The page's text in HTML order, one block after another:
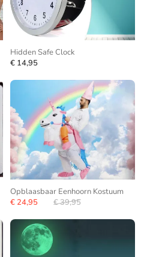
Hidden Safe Clock
€ 14,95
Opblaasbaar Eenhoorn Kostuum
€ 24,95
€ 39,95